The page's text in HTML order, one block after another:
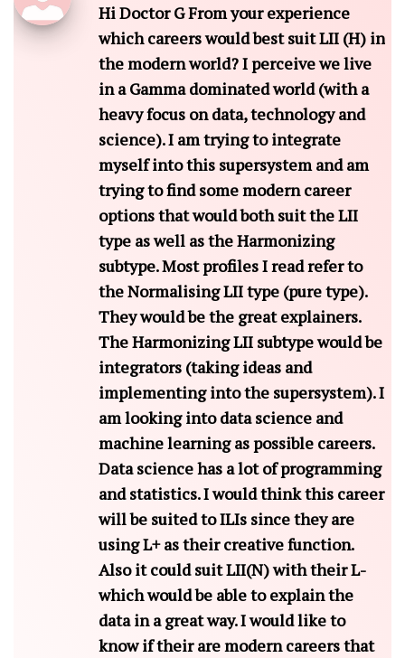
Hi Doctor G From your experience
which careers would best suit LII (H) in
the modern world? I perceive we live
in a Gamma dominated world (with a
heavy focus on data, technology and
science). I am trying to integrate
myself into this supersystem and am
trying to find some modern career
options that would both suit the LII
type as well as the Harmonizing
subtype. Most profiles I read refer to
the Normalising LII type (pure type).
They would be the great explainers.
The Harmonizing LII subtype would be
integrators (taking ideas and
implementing into the supersystem). I
am looking into data science and
machine learning as possible careers.
Data science has a lot of programming
and statistics. I would think this career
will be suited to ILIs since they are
using L+ as their creative function.
Also it could suit LII(N) with their L-
which would be able to explain the
data in a great way. I would like to
know if their are modern careers that